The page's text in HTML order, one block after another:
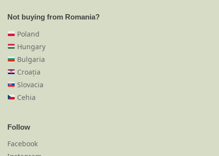
Not buying from Romania?
Poland
Hungary
Bulgaria
Croația
Slovacia
Cehia
Follow
Facebook